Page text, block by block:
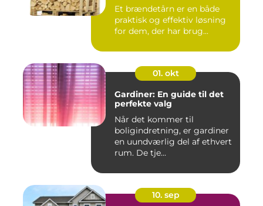
Et brændetårn er en både
praktisk og effektiv løsning
for dem, der har brug...
01. okt
Gardiner: En guide til det
perfekte valg
Når det kommer til
boligindretning, er gardiner
en uundværlig del af ethvert
rum. De tje...
10. sep